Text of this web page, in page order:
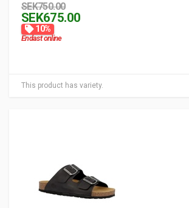
This product has variety.
SEK750.00
SEK675.00
10%
Endast online